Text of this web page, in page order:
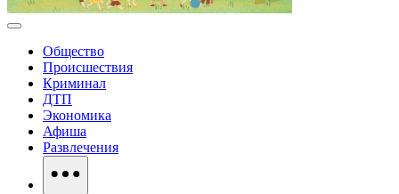
Общество
Происшествия
Криминал
ДТП
Экономика
Афиша
Развлечения